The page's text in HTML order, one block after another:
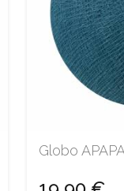
Globo